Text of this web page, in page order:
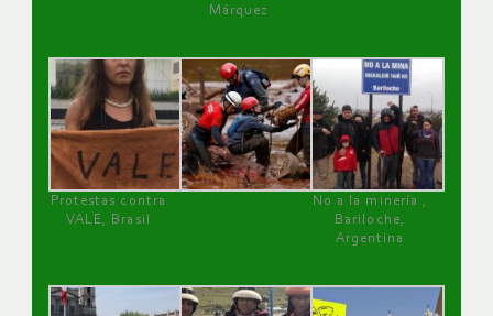
Márquez
Protestas contra
VALE, Brasil
No a la minería ,
Bariloche,
Argentina